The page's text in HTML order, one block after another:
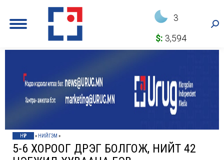
3
$: 3,594
НҮҮР » НИЙГЭМ »
5-6 ХОРООГ ДҮҮРЭГ БОЛГОЖ, НИЙТ 42